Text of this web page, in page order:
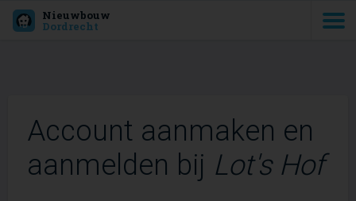
Nieuwbouw
Dordrecht
Account aanmaken en
aanmelden bij Lot's Hof